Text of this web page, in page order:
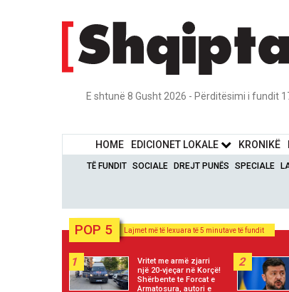
E shtunë 8 Gusht 2026 - Përditësimi i fundit
HOME EDICIONET LOKALE KRONIKË
TË FUNDIT SOCIALE DREJT PUNËS SPECIALE
POP 5 Lajmet më të lexuara të 5 minutave të fundit
1
Vritet me armë zjarri
një 20-vjeçar në Korçë!
Shërbente te Forcat e
Armatosura, autori e
2